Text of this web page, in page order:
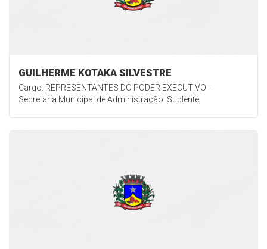
GUILHERME KOTAKA SILVESTRE
Cargo: REPRESENTANTES DO PODER EXECUTIVO -
Secretaria Municipal de Administração: Suplente